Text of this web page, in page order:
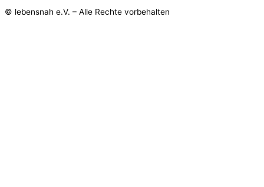
© lebensnah e.V. – Alle Rechte vorbehalten